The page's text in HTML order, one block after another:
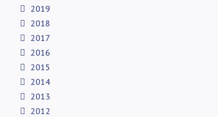
2019
2018
2017
2016
2015
2014
2013
2012